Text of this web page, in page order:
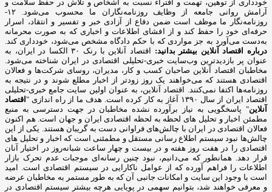
خودداری از توهین، تهمت و افتراء نسبت به اشخاص و تلاش در حفظ سلامت و
آرامش روانی جامعه از وظایف روزنامه‌نگاران ما محسوب می‌شود. ۱۲-
روزنامه‌نگار ما موظف است ضمن دفاع از آزادی خبر و تفسیر و انتقاد، اسرار
حرفه‌ای خود را حفظ کند و از افشای اطلاعات و اخباری که به صورت محرمانه
به‌دست می‌آورد به جز مواردی که با حکم دادگاه مشخص می‌شود، خودداری کند.
درباره اقتصاد آنلاین بیشتر بدانید:
اقتصاد آنلاین با رنک ۳۰ الکسا در ایران، به
عنوان پر بازدیدترین وب‌سایت خبری-تحلیلی اقتصادی در ایران شناخته می‌شود.
مخاطبان اقتصاد آنلاین صاحبان کسب و کار، مدیران، روسای شرکت‌ها و فعالان
اقتصادی هستند که می‌خواهند یک روز زودتر از اخبار مطلع شوند و در نتیجه به
روزنامه‌ها اکتفا نمی‌کنند. اقتصاد آنلاین، به عنوان اولین سایت جامع خبری-تحلیلی
اقتصاد ایران از سال ۱۳۹۰ آغاز به کار کرده است. هدف ما از راه اندازی "
اقتصاد
آنلاین" پاسخگویی به نیاز برآورده نشده مخاطبان در جهت دسترسی به منبع
مطمئن اخبار و تحلیل های لحظه به لحظه اقتصادی ایران و جهان است. هم اکنون
فعالان اقتصادی در ایران با چالش‌های فراوانی دست به گریبان هستند. یکی از این
چالش‌ها نبود سیستم اطلاع رسانی مستقل و مطمئنی است که اخبار و تحلیل های
اقتصادی را در هفت روز هفته و در بیست و چهار ساعت شبانه‌روز در اختیار آنان
قرار دهد. همانطور که می‌دانیم، نبود چنین رسانه‌ای موجبات عدم تحرک بازار
اطلاعات را فراهم آورده که از عوامل ناکارایی در سیستم اقتصادی است. امید
است با وجود این سایت و امکانات جانبی آن که به طور مستمر به مخاطبان عرضه
و معرفی خواهند شد، بتوانیم سهمی در پویایی هرچه بیشتر سیستم اقتصادی در